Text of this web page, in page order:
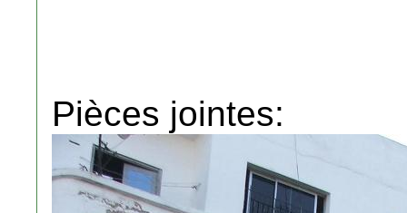
Pièces jointes: